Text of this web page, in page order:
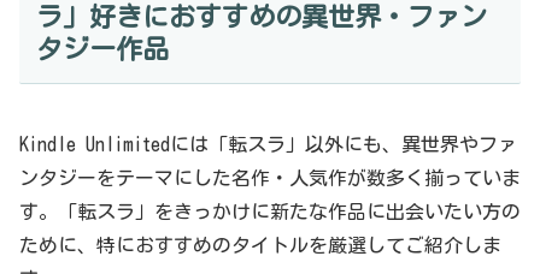
ラ」好きにおすすめの異世界・ファン
タジー作品
Kindle Unlimitedには「転スラ」以外にも、異世界やファ
ンタジーをテーマにした名作・人気作が数多く揃っていま
す。「転スラ」をきっかけに新たな作品に出会いたい方の
ために、特におすすめのタイトルを厳選してご紹介しま